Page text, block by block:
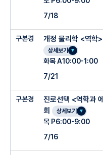
7/18
구본경 개정 물리학 <역학
상세보기
화목 A10:00-1:00
7/21
구본경
진로선택 <역학과
회
상세보기
목 P6:00-9:00
7/16